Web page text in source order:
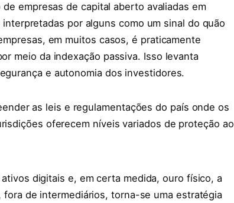
empresas de capital aberto avaliadas em
por alguns como um sinal do quão
em muitos casos, é praticamente
meio da indexação passiva. Isso levanta
e autonomia dos investidores.
as leis e regulamentações do país onde os
oferecem níveis variados de proteção ao
ativos digitais e, em certa medida, ouro físico, a
de intermediários, torna-se uma estratégia